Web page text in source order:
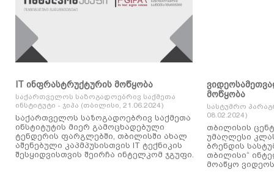
IT ინფრასტრუქტურის მოწყობა
საქართველოს საზოგადოებრივ საქმეთა
ინსტიტუტი - ჯიპა (თბილისი, 21.06.2024)
საქართველოს საზოგადოებრივ საქმეთა
ინსტიტუტის მიერ გამოცხადებული
ტენდერის ფარგლებში, თბილისში ახალ
აშენებული კაპმპუსისთვის IT ტექნიკის
შესყიდვისთვის შეირჩა ინტელკომ ჯგუფი.
მოწყობა
სასტუმრო
08.02.2024)
თბილისის
უმაღლესი
ბრენდის
თბილისი“
მოაწყო